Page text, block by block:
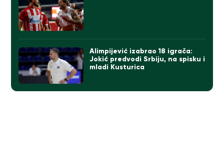
Alimpijević izabrao 18 igrača:
Jokić predvodi Srbiju, na spisku i
mladi Kusturica